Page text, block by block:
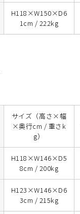
H118×W150×D6
1cm / 222kg
サイズ（高さ×幅
×奥行cm / 重さk
g）
H118×W146×D5
8cm / 200kg
H123×W146×D6
3cm / 215kg